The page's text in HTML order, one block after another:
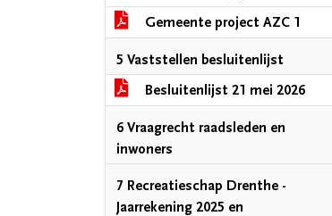
Gemeente project AZC 1
5 Vaststellen besluitenlijst
Besluitenlijst 21 mei 2026
6 Vraagrecht raadsleden en
inwoners
7 Recreatieschap Drenthe -
Jaarrekening 2025 en